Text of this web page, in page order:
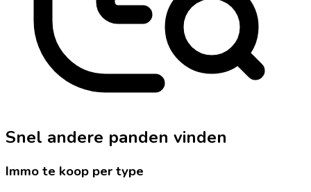
Snel andere panden vinden
Immo te koop per type